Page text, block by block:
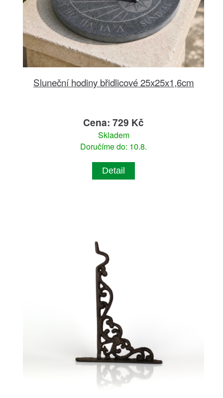
Sluneční hodiny břidlicové 25x25x1,6cm
Cena: 729 Kč
Skladem
Doručíme do: 10.8.
Detail